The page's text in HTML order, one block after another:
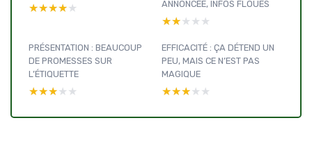
★★★★★
★★★★★
ANNONCÉE, INFOS FLOUES
★★★★★
★★★★★
PRÉSENTATION : BEAUCOUP
DE PROMESSES SUR
L’ÉTIQUETTE
★★★★★
★★★★★
EFFICACITÉ : ÇA DÉTEND UN
PEU, MAIS CE N’EST PAS
MAGIQUE
★★★★★
★★★★★